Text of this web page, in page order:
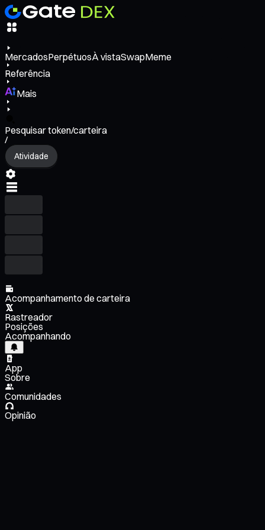
MercadosPerpétuosÀ vistaSwapMeme
Referência
Mais
Pesquisar token/carteira
/
Atividade
Acompanhamento de carteira
Rastreador
Posições
Acompanhando
App
Sobre
Comunidades
Opinião